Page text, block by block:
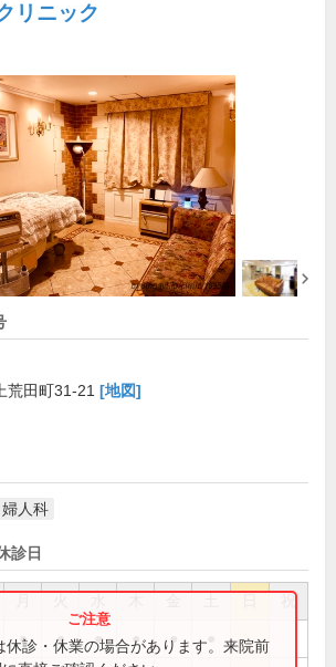
リニック
荒田町31-21 [地図]
婦人科
診日
祝
● ● ● ● ●
休診・休業の場合があります。来院前